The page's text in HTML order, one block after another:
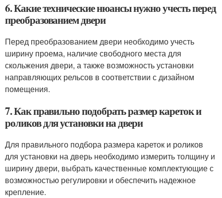
6. Какие технические нюансы нужно учесть перед
преобразованием двери
Перед преобразованием двери необходимо учесть
ширину проема, наличие свободного места для
скольжения двери, а также возможность установки
направляющих рельсов в соответствии с дизайном
помещения.
7. Как правильно подобрать размер кареток и
роликов для установки на двери
Для правильного подбора размера кареток и роликов
для установки на дверь необходимо измерить толщину и
ширину двери, выбрать качественные комплектующие с
возможностью регулировки и обеспечить надежное
крепление.